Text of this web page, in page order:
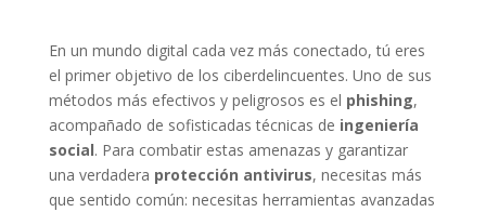
En un mundo digital cada vez más conectado, tú eres
el primer objetivo de los ciberdelincuentes. Uno de sus
métodos más efectivos y peligrosos es el phishing,
acompañado de sofisticadas técnicas de ingeniería
social. Para combatir estas amenazas y garantizar
una verdadera protección antivirus, necesitas más
que sentido común: necesitas herramientas avanzadas